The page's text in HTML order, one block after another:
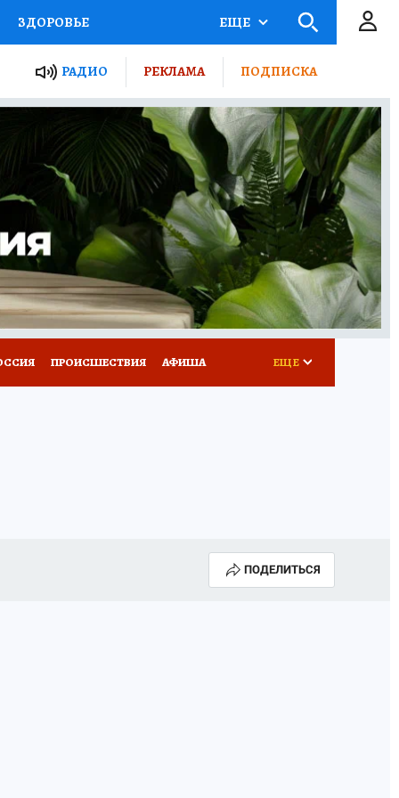
ЗДОРОВЬЕ
РОССИИ
ПУТЕВОДИТЕЛЬ
ТУРИЗМ
ПОТРЕБИТЕЛЯ ВСЕ О КП
ЕЩЕ
РАДИО РЕКЛАМА ПОДПИСКА
ПРОИСШЕСТВИЯ АФИША ЕЩЕ
ПОДЕЛИТЬСЯ